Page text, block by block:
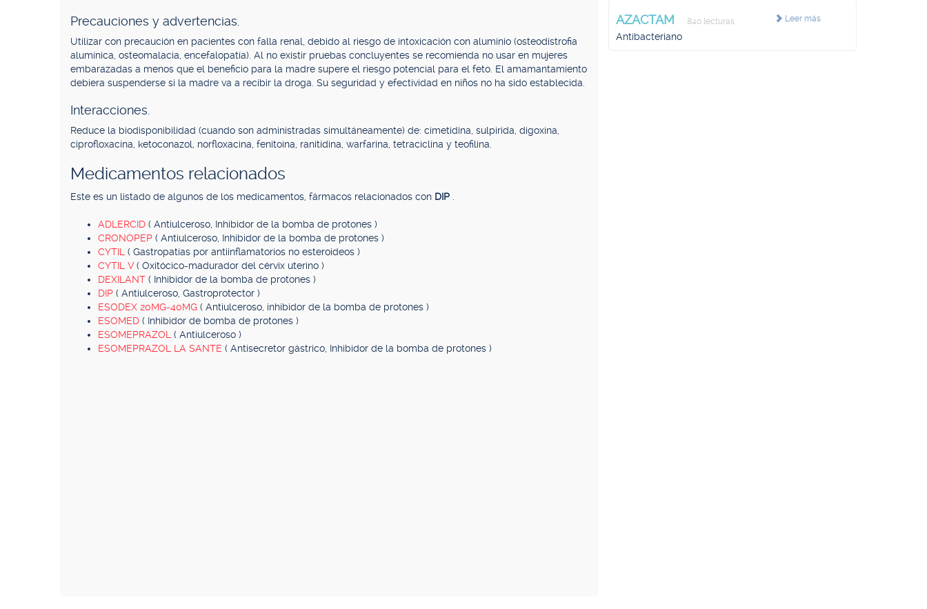
Precauciones y advertencias.
Utilizar con precaución en pacientes con falla renal, debido al riesgo de intoxicación con aluminio (osteodistrofia
alumínica, osteomalacia, encefalopatía). Al no existir pruebas concluyentes se recomienda no usar en mujeres
embarazadas a menos que el beneficio para la madre supere el riesgo potencial para el feto. El amamantamiento
debiera suspenderse si la madre va a recibir la droga. Su seguridad y efectividad en niños no ha sido establecida.
Interacciones.
Reduce la biodisponibilidad (cuando son administradas simultáneamente) de: cimetidina, sulpirida, digoxina,
ciprofloxacina, ketoconazol, norfloxacina, fenitoína, ranitidina, warfarina, tetraciclina y teofilina.
Medicamentos relacionados
Este es un listado de algunos de los medicamentos, fármacos relacionados con DIP
ADLERCID ( Antiulceroso, Inhibidor de la bomba de protones )
CRONOPEP ( Antiulceroso, Inhibidor de la bomba de protones )
CYTIL ( Gastropatías por antiinflamatorios no esteroideos )
CYTIL V( Oxitócico-madurador del cérvix uterino )
DEXILANT ( Inhibidor de la bomba de protones )
DIP ( Antiulceroso, Gastroprotector )
ESODEX 20MG-40MG ( Antiulceroso, inhibidor de la bomba de protones )
ESOMED ( Inhibidor de bomba de protones )
ESOMEPRAZOL ( Antiulceroso )
ESOMEPRAZOL LA SANTE ( Antisecretor gástrico, Inhibidor de la bomba de protones )
Leer más
AZACTAM 840 lecturas
Antibacteriano